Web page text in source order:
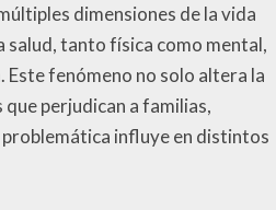
dimensiones de la vida
salud, tanto física como mental,
Este fenómeno no solo altera la
perjudican a familias,
influye en distintos